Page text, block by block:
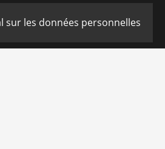
sur les données personnelles